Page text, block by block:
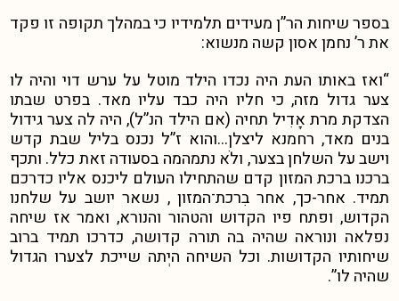
בספר שיחות הר”ן מעידים תלמידיו כי במהלך תקופה זו פקד
את ר’ נחמן אסון קשה מנשוא:
“ואז באותו העת היה נכדו הילד מוטל על ערש דוי והיה לו
צער גדול מזה, כי חליו היה כבד עליו מאד. בפרט שבתו
הצדקת מרת אָדִיל תחיה (אם הילד הנ”ל), היה לה צער גידול
בנים מאד, רחמנא ליצלן…והוא ז”ל נכנס בליל שבת קדש
וישב על השלחן בצער, ולֹא נתמהמה בסעודה זאת כלל. ותכף
ברכנו ברכת המזון קדם שהתחילו העולם ליכנס אליו כדרכם
תמיד. אחר-כך, אחר בִרכת־המזון , נשאר יושב על שלחנו
הקדוש, ופתח פיו הקדוש והטהור והנורא, ואמר אז שיחה
נפלאה ונוראה שהיה בה תורה קדושה, כדרכו תמיד ברוב
שיחותיו הקדושות. וכל השיחה היְתה שייכת לצערו הגדול
שהיה לו”.